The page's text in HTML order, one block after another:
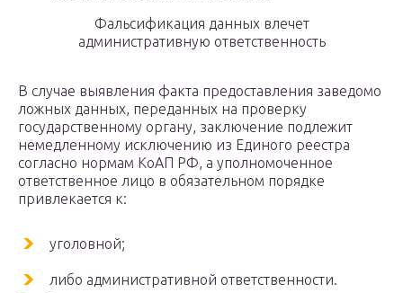
Фальсификация данных влечет
административную ответственность
В случае выявления факта предоставления заведомо
ложных данных, переданных на проверку
государственному органу, заключение подлежит
немедленному исключению из Единого реестра
согласно нормам КоАП РФ, а уполномоченное
ответственное лицо в обязательном порядке
привлекается к:
уголовной;
либо административной ответственности.